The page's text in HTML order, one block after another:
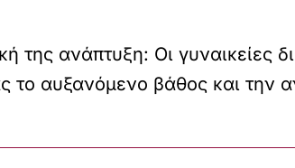
της ανάπτυξη: Οι γυναικείες
αυξανόμενο βάθος και την